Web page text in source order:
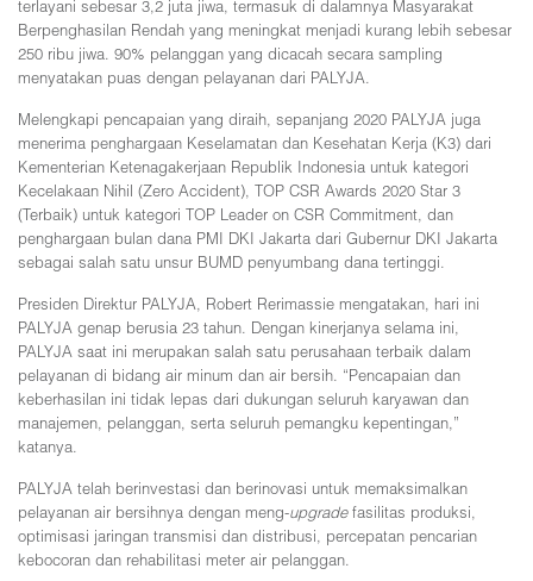
terlayani sebesar 3,2 juta jiwa, termasuk di dalamnya Masyarakat
Berpenghasilan Rendah yang meningkat menjadi kurang lebih sebesar
250 ribu jiwa. 90% pelanggan yang dicacah secara sampling
menyatakan puas dengan pelayanan dari PALYJA.
Melengkapi pencapaian yang diraih, sepanjang 2020 PALYJA juga
menerima penghargaan Keselamatan dan Kesehatan Kerja (K3) dari
Kementerian Ketenagakerjaan Republik Indonesia untuk kategori
Kecelakaan Nihil (Zero Accident), TOP CSR Awards 2020 Star 3
(Terbaik) untuk kategori TOP Leader on CSR Commitment, dan
penghargaan bulan dana PMI DKI Jakarta dari Gubernur DKI Jakarta
sebagai salah satu unsur BUMD penyumbang dana tertinggi.
Presiden Direktur PALYJA, Robert Rerimassie mengatakan, hari ini
PALYJA genap berusia 23 tahun. Dengan kinerjanya selama ini,
PALYJA saat ini merupakan salah satu perusahaan terbaik dalam
pelayanan di bidang air minum dan air bersih. “Pencapaian dan
keberhasilan ini tidak lepas dari dukungan seluruh karyawan dan
manajemen, pelanggan, serta seluruh pemangku kepentingan,”
katanya.
PALYJA telah berinvestasi dan berinovasi untuk memaksimalkan
pelayanan air bersihnya dengan meng-upgradefasilitas produksi,
optimisasi jaringan transmisi dan distribusi, percepatan pencarian
kebocoran dan rehabilitasi meter air pelanggan.